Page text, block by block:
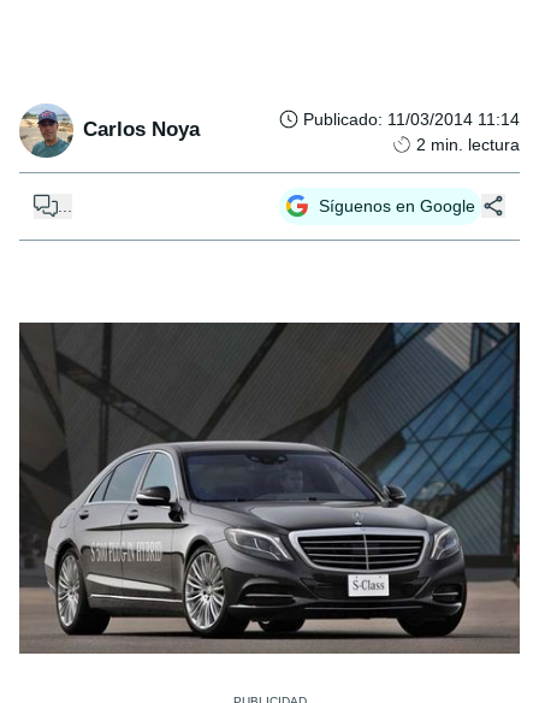
Carlos Noya Publicado: 11/03/2014 11:14
2 min. lectura
Síguenos en Google